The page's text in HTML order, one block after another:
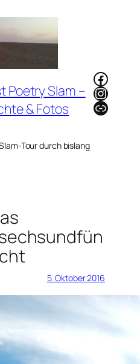
Poetry Slam –
& Fotos
Tour durch bislang
Link
5. Oktober 2016